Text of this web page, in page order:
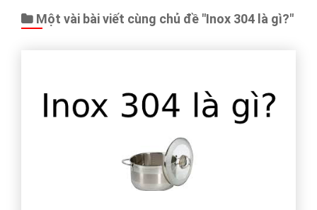
Một vài bài viết cùng chủ đề "Inox 304 là gì?"